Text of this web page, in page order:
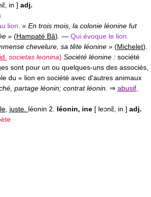
in ] adj.
lion. « En trois mois, la colonie léonine fut
» (Hampaté Bâ) — Qui évoque le lion.
chevelure, sa tête léonine » (Michelet)
societas leonina) Société léonine : société
sont pour un ou quelques-uns des associés,
du « lion en société avec d'autres animaux
partage léonin; contrat léonin. ⇒ abusif
juste. léonin 2. léonin, ine [ leɔnɛ̃, in ] adj.